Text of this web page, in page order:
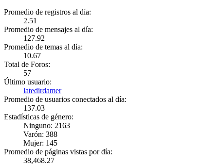
Promedio de registros al día:
2.51
Promedio de mensajes al día:
127.92
Promedio de temas al día:
10.67
Total de Foros:
57
Último usuario:
latedirdamer
Promedio de usuarios conectados al día:
137.03
Estadísticas de género:
Ninguno: 2163
Varón: 388
Mujer: 145
Promedio de páginas vistas por día:
38,468.27